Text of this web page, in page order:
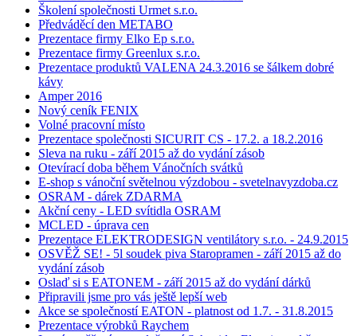
Školení společnosti Urmet s.r.o.
Předváděcí den METABO
Prezentace firmy Elko Ep s.r.o.
Prezentace firmy Greenlux s.r.o.
Prezentace produktů VALENA 24.3.2016 se šálkem dobré
kávy
Amper 2016
Nový ceník FENIX
Volné pracovní místo
Prezentace společnosti SICURIT CS - 17.2. a 18.2.2016
Sleva na ruku - září 2015 až do vydání zásob
Otevírací doba během Vánočních svátků
E-shop s vánoční světelnou výzdobou - svetelnavyzdoba.cz
OSRAM - dárek ZDARMA
Akční ceny - LED svítidla OSRAM
MCLED - úprava cen
Prezentace ELEKTRODESIGN ventilátory s.r.o. - 24.9.2015
OSVĚŽ SE! - 5l soudek piva Staropramen - září 2015 až do
vydání zásob
Oslaď si s EATONEM - září 2015 až do vydání dárků
Připravili jsme pro vás ještě lepší web
Akce se společností EATON - platnost od 1.7. - 31.8.2015
Prezentace výrobků Raychem